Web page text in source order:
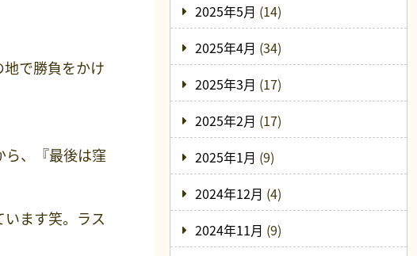
で勝負をかけ
ら、『最後は窪
ます笑。ラス
2025年5月 (14)
2025年4月 (34)
2025年3月 (17)
2025年2月 (17)
2025年1月 (9)
2024年12月 (4)
2024年11月 (9)